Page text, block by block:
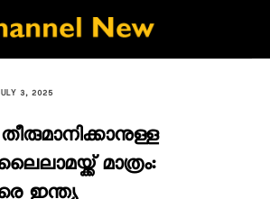
3, 2025
മാത്രം:
ഇന്ത്യ